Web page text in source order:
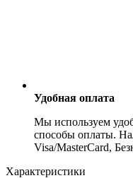
Удобная оплата
Мы используем
способы оплаты.
Visa/MasterCard,
Характеристики